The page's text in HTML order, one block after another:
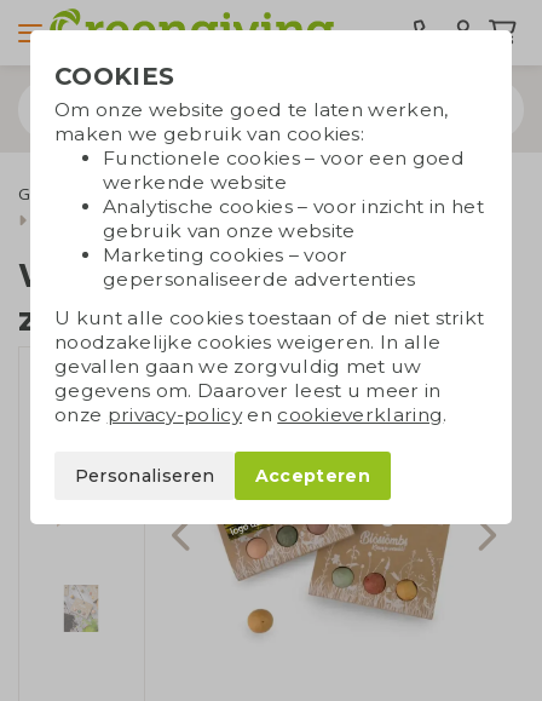
Groene relatiegeschenken
Zaadbommen
Weggever met 3 zaadbommen
Weggever met 3
zaadbommen
COOKIES
Om onze website goed te laten werken,
maken we gebruik van cookies:
Functionele cookies – voor een goed
werkende website
Analytische cookies – voor inzicht in het
gebruik van onze website
Marketing cookies – voor
gepersonaliseerde advertenties
U kunt alle cookies toestaan of de niet strikt
noodzakelijke cookies weigeren. In alle
gevallen gaan we zorgvuldig met uw
gegevens om. Daarover leest u meer in
onze privacy-policyen cookieverklaring.
Personaliseren Accepteren